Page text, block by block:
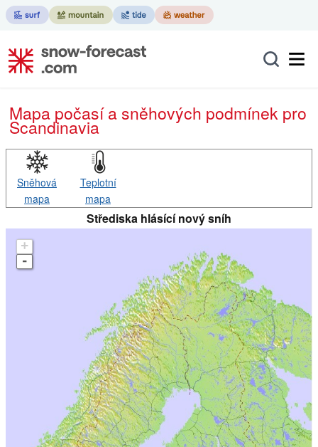
Mapa počasí a sněhových podmínek pro
Scandinavia
Sněhová
mapa
Teplotní
mapa
Střediska hlásící nový sníh
+
-